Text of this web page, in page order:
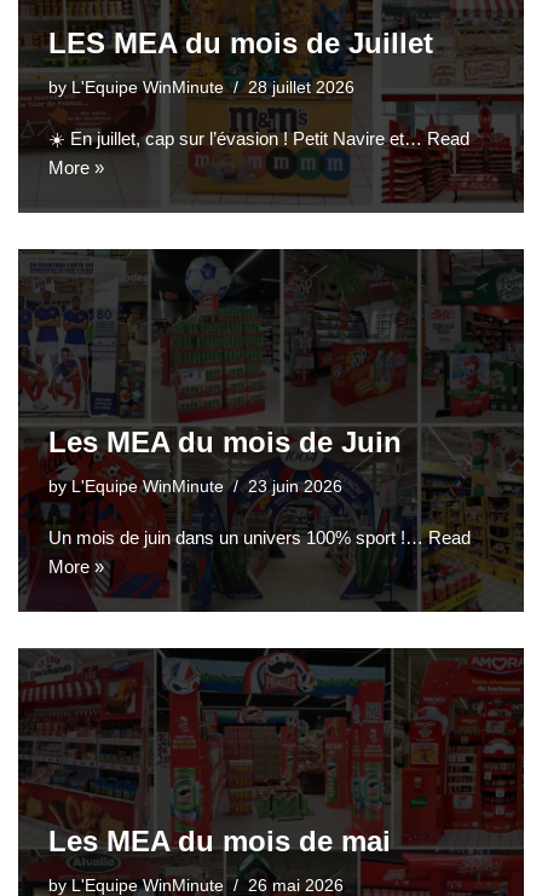
LES MEA du mois de Juillet
byL'Equipe WinMinute 28 juillet 2026
☀️ En juillet, cap sur l’évasion ! Petit Navire et…Read
More »
Les MEA du mois de Juin
byL'Equipe WinMinute 23 juin 2026
Un mois de juin dans un univers 100% sport !…Read
More »
Les MEA du mois de mai
byL'Equipe WinMinute 26 mai 2026